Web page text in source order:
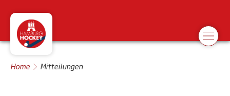
Home Mitteilungen